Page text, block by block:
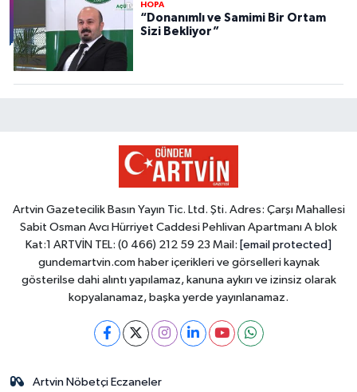
HOPA
“Donanımlı ve Samimi Bir Ortam
Sizi Bekliyor”
Artvin Gazetecilik Basın Yayın Tic. Ltd. Şti. Adres: Çarşı Mahallesi
Sabit Osman Avcı Hürriyet Caddesi Pehlivan Apartmanı A blok
Kat:1 ARTVİN TEL: (0 466) 212 59 23 Mail: [email protected]
gundemartvin.com haber içerikleri ve görselleri kaynak
gösterilse dahi alıntı yapılamaz, kanuna aykırı ve izinsiz olarak
kopyalanamaz, başka yerde yayınlanamaz.
Artvin Nöbetçi Eczaneler